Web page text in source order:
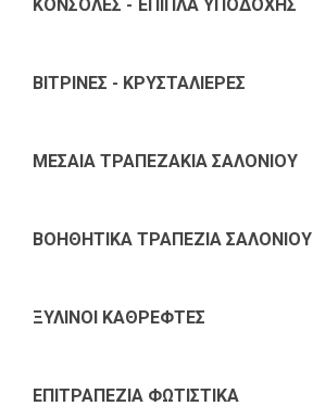
ΚΟΝΣΟΛΕΣ - ΈΠΙΠΛΑ ΥΠΟΔΟΧΗΣ
ΒΙΤΡΙΝΕΣ - ΚΡΥΣΤΑΛΙΕΡΕΣ
ΜΕΣΑΙΑ ΤΡΑΠΕΖΑΚΙΑ ΣΑΛΟΝΙΟΥ
ΒΟΗΘΗΤΙΚΑ ΤΡΑΠΕΖΙΑ ΣΑΛΟΝΙΟΥ
ΞΥΛΙΝΟΙ ΚΑΘΡΕΦΤΕΣ
ΕΠΙΤΡΑΠΕΖΙΑ ΦΩΤΙΣΤΙΚΑ